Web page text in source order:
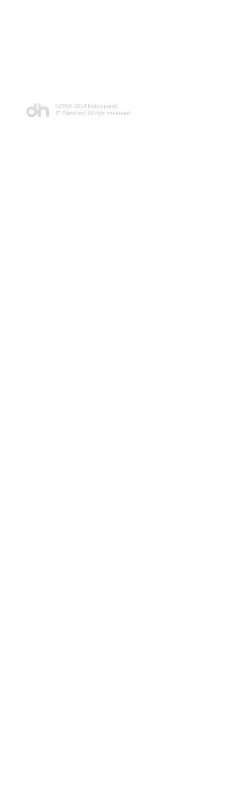
©2004-2014 Robin panel
IT Patrol inc. All right reserved.